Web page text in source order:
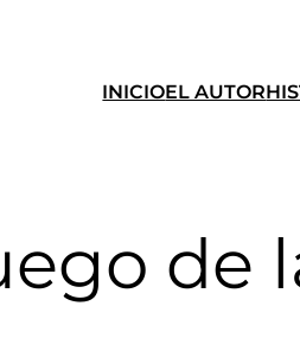
INICIOEL AUTOR
de